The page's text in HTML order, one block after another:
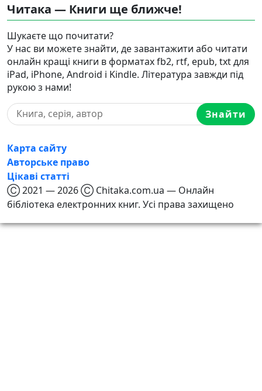
Читака — Книги ще ближче!
Шукаєте що почитати?
У нас ви можете знайти, де завантажити або читати
онлайн кращі книги в форматах fb2, rtf, epub, txt для
iPad, iPhone, Android і Kindle. Література завжди під
рукою з нами!
Знайти
Карта сайту
Авторське право
Цікаві статті
Ⓒ 2021 — 2026 Ⓒ Chitaka.com.ua — Онлайн
бібліотека електронних книг. Усі права захищено